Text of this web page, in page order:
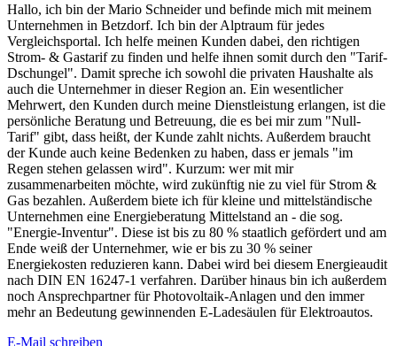
Hallo, ich bin der Mario Schneider und befinde mich mit meinem
Unternehmen in Betzdorf. Ich bin der Alptraum für jedes
Vergleichsportal. Ich helfe meinen Kunden dabei, den richtigen
Strom- & Gastarif zu finden und helfe ihnen somit durch den "Tarif-
Dschungel". Damit spreche ich sowohl die privaten Haushalte als
auch die Unternehmer in dieser Region an. Ein wesentlicher
Mehrwert, den Kunden durch meine Dienstleistung erlangen, ist die
persönliche Beratung und Betreuung, die es bei mir zum "Null-
Tarif" gibt, dass heißt, der Kunde zahlt nichts. Außerdem braucht
der Kunde auch keine Bedenken zu haben, dass er jemals "im
Regen stehen gelassen wird". Kurzum: wer mit mir
zusammenarbeiten möchte, wird zukünftig nie zu viel für Strom &
Gas bezahlen. Außerdem biete ich für kleine und mittelständische
Unternehmen eine Energieberatung Mittelstand an - die sog.
"Energie-Inventur". Diese ist bis zu 80 % staatlich gefördert und am
Ende weiß der Unternehmer, wie er bis zu 30 % seiner
Energiekosten reduzieren kann. Dabei wird bei diesem Energieaudit
nach DIN EN 16247-1 verfahren. Darüber hinaus bin ich außerdem
noch Ansprechpartner für Photovoltaik-Anlagen und den immer
mehr an Bedeutung gewinnenden E-Ladesäulen für Elektroautos.
E-Mail schreiben